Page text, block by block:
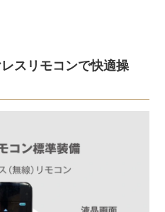
スリモコンで快適操